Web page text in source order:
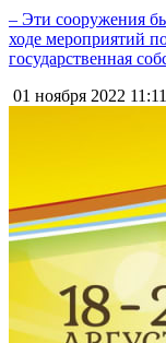
– Эти сооружения
ходе мероприятий
государственная
01 ноября 2022 11:11